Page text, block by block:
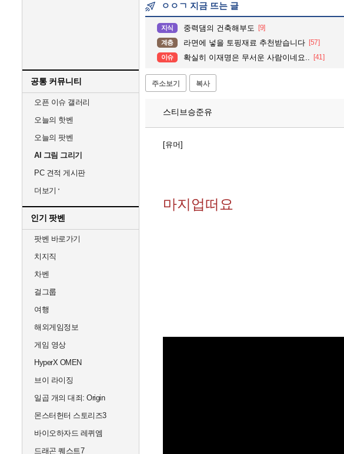
공통 커뮤니티
오픈 이슈 갤러리
오늘의 핫벤
오늘의 팟벤
AI 그림 그리기
PC 견적 게시판
더보기
인기 팟벤
팟벤 바로가기
치지직
차벤
걸그룹
여행
해외게임정보
게임 영상
HyperX OMEN
브이 라이징
일곱 개의 대죄: Origin
몬스터헌터 스토리즈3
바이오하자드 레퀴엠
드래곤 퀘스트7
ㅇㅇㄱ 지금 뜨는 글
지식 중력댐의 건축해부도 [9]
계층 라면에 넣을 토핑재료 추천받습니다 [57]
이슈 확실히 이재명은 무서운 사람이네요.. [41]
주소보기 복사
스티브승준유
[유머]
마지업떠요